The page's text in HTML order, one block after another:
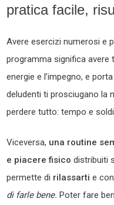
pratica facile,
Avere esercizi numerosi e
programma significa avere
energie e l’impegno, e
deludenti ti prosciugano la
perdere tutto: tempo e
Viceversa, una routine
e piacere fisico distribuiti
permette di rilassarti e
di farle bene. Poter fare